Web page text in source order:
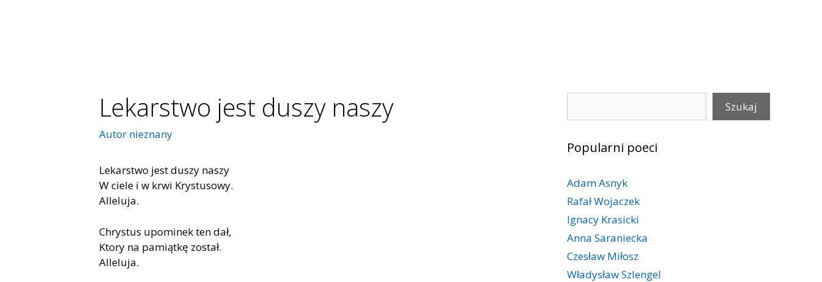
Lekarstwo jest duszy naszy
Autor nieznany
Lekarstwo jest duszy naszy
W ciele i w krwi Krystusowy.
Alleluja.
Chrystus upominek ten dał,
Ktory na pamiątkę został.
Alleluja.
Szukaj
Popularni poeci
Adam Asnyk
Rafał Wojaczek
Ignacy Krasicki
Anna Saraniecka
Czesław Miłosz
Władysław Szlengel